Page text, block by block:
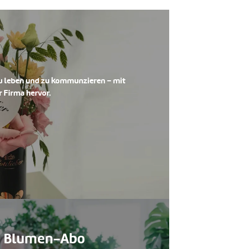
leben und zu kommunzieren – mit
Firma hervor.
Blumen-Abo